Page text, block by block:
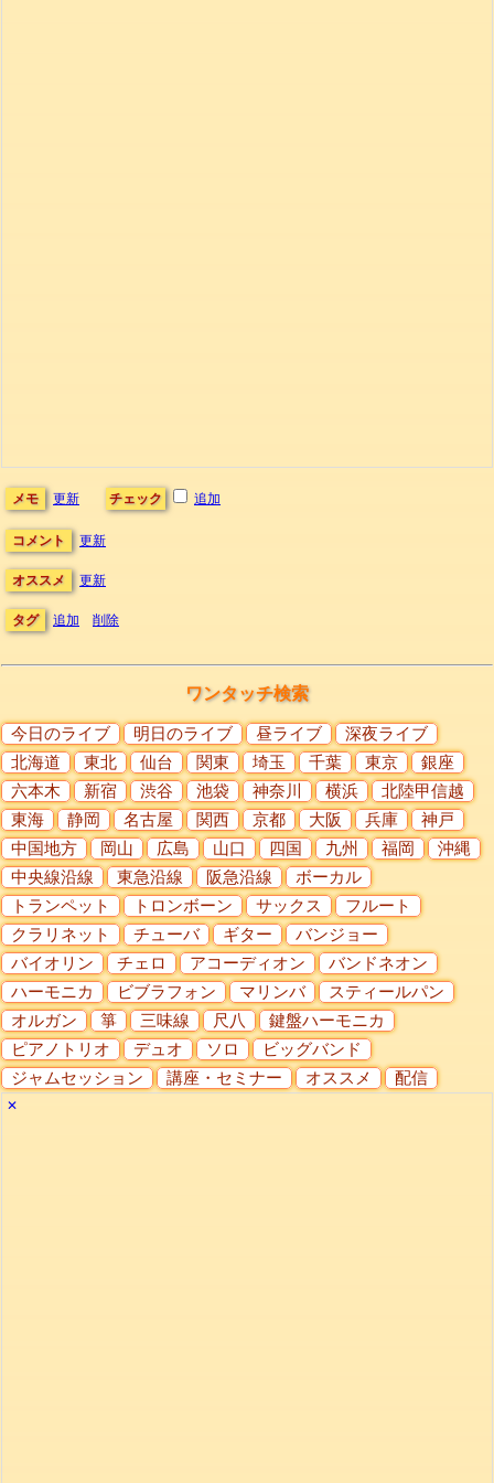
メモ 更新 チェック 追加
コメント 更新
オススメ 更新
タグ 追加 削除
ワンタッチ検索
今日のライブ 明日のライブ 昼ライブ
深夜ライブ
北海道
東北 仙台 関東 埼玉 千葉 東京
銀座
六本木
新宿 渋谷 池袋 神奈川 横浜
北陸甲信越
東海
静岡 名古屋 関西 京都 大阪 兵庫
神戸
中国地方
岡山 広島 山口 四国 九州 福岡
沖縄
中央線沿線
東急沿線 阪急沿線
ボーカル
トランペット
トロンボーン サックス
フルート
クラリネット
チューバ ギター
バンジョー
バイオリン
チェロ アコーディオン
バンドネオン
ハーモニカ
ビブラフォン マリンバ
スティールパン
オルガン
箏 三味線 尺八
鍵盤ハーモニカ
ピアノトリオ
デュオ ソロ
ビッグバンド
ジャムセッション
講座・セミナー オススメ 配信
✕